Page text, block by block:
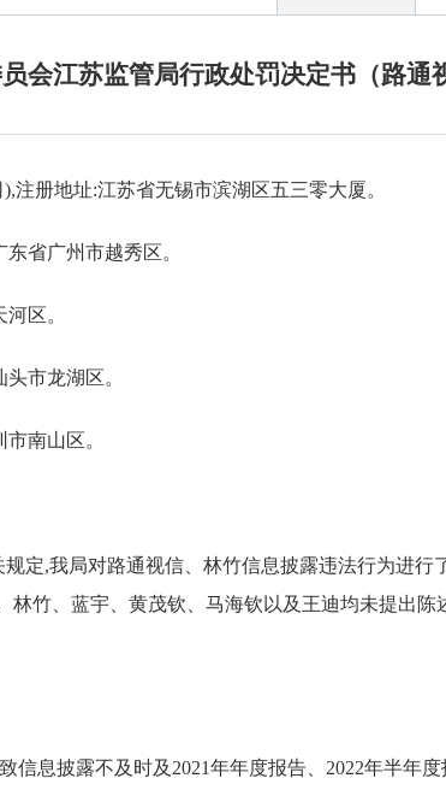
会江苏监管局行政处罚决定书（路通
册地址:江苏省无锡市滨湖区五三零大厦。
省广州市越秀区。
区。
市龙湖区。
南山区。
定,我局对路通视信、林竹信息披露违法行为进
竹、蓝宇、黄茂钦、马海钦以及王迪均未提出陈
息披露不及时及2021年年度报告、2022年半年度